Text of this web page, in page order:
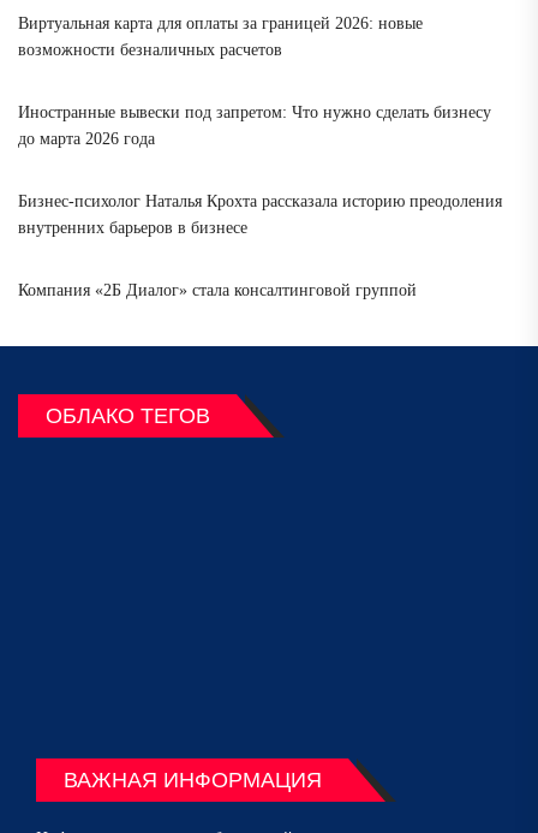
Виртуальная карта для оплаты за границей 2026: новые
возможности безналичных расчетов
Иностранные вывески под запретом: Что нужно сделать бизнесу
до марта 2026 года
Бизнес-психолог Наталья Крохта рассказала историю преодоления
внутренних барьеров в бизнесе
Компания «2Б Диалог» стала консалтинговой группой
ОБЛАКО ТЕГОВ
ВАЖНАЯ ИНФОРМАЦИЯ